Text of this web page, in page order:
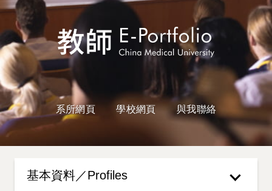
系所網頁 學校網頁 與我聯絡
基本資料／Profiles